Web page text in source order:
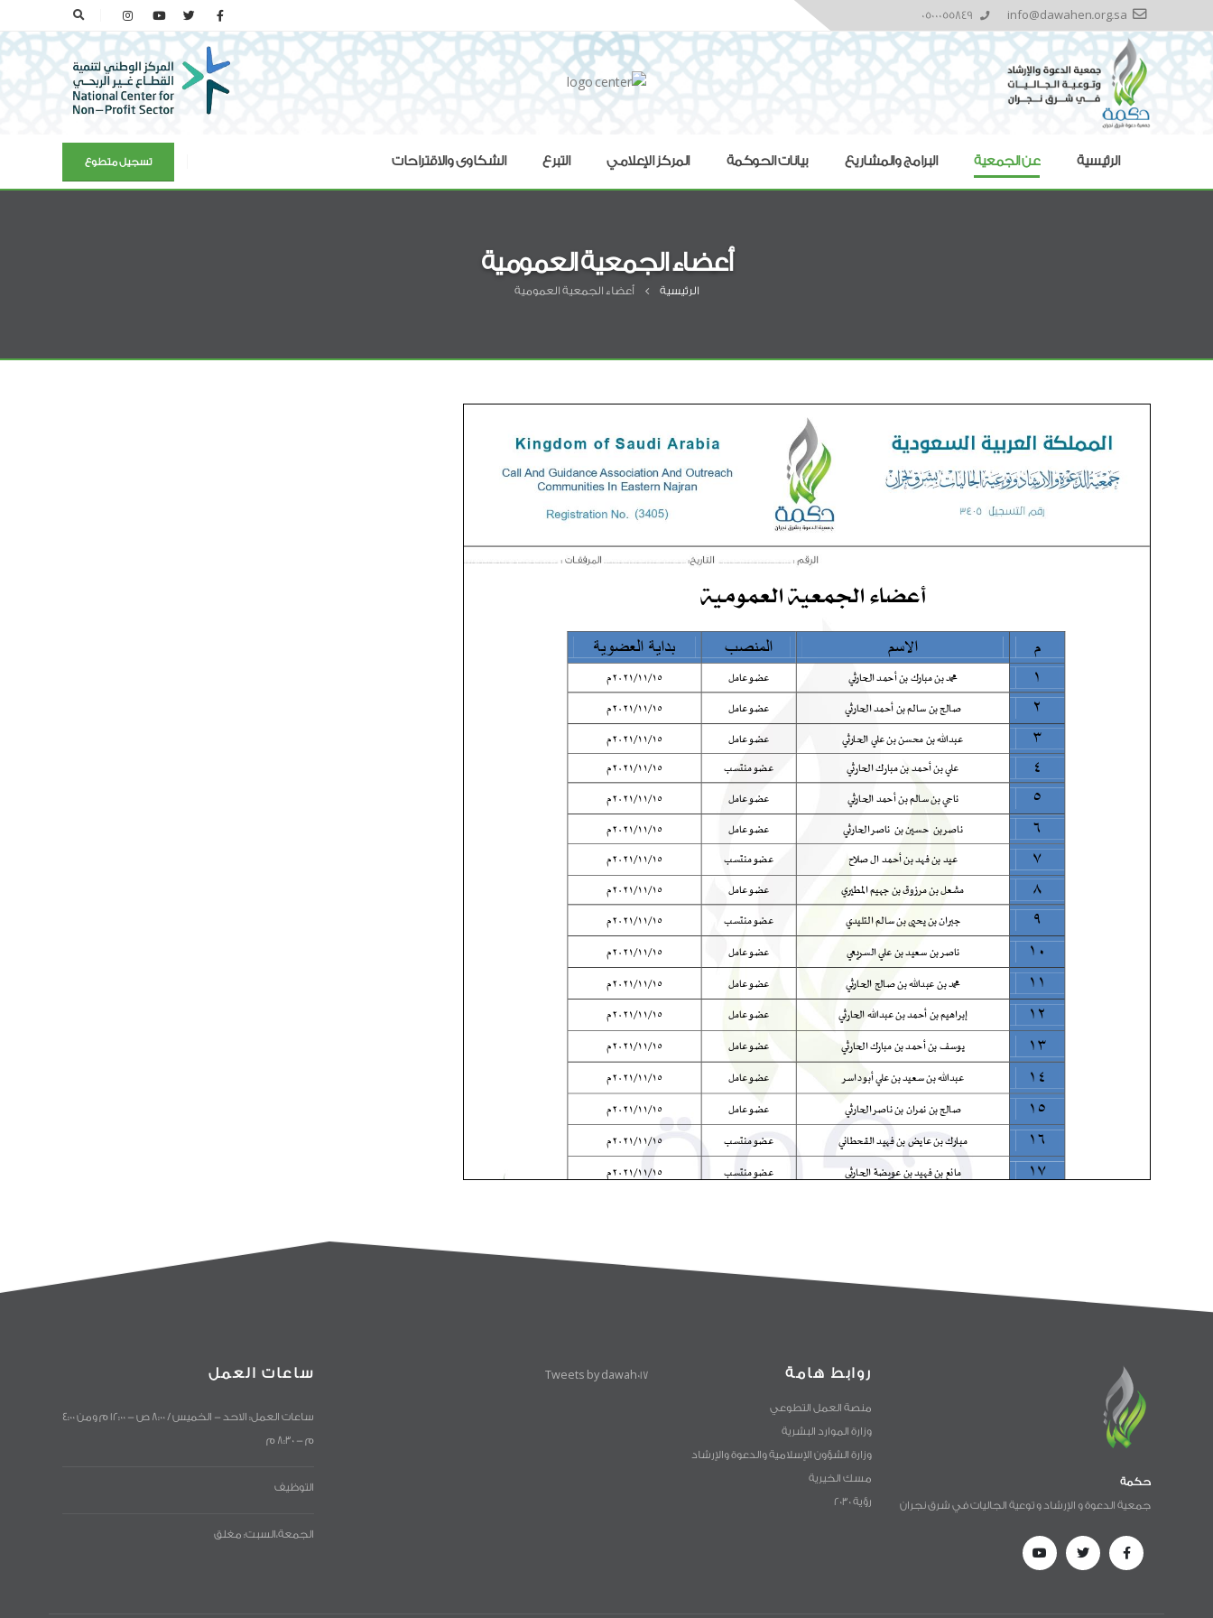
info@dawahen.org.sa
الرئيسية عن الجمعية البرامج والمشاريع بيانات الحوكمة المركز الإعلامي التبرع الشكاوى والاقتراحات تسجيل متطوع
أعضاء الجمعية العمومية
الرئيسية أعضاء الجمعية العمومية
حكمة
جمعية الدعوة و الإرشاد و توعية الجاليات في شرق نجران
روابط هامة
منصة العمل التطوعي
وزارة الموارد البشرية
وزارة الشؤون الإسلامية والدعوة والإرشاد
مسك الخيرية
رؤية 2030
Tweets by dawah017 ساعات العمل
ساعات العمل: الاحد - الخميس / 8:00 ص - 12:00 م ومن 4:00
م - 8:30 م
التوظيف
الجمعة،السبت: مغلق